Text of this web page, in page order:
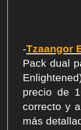
-Tzaangor
Pack dual
precio de
correcto y
más